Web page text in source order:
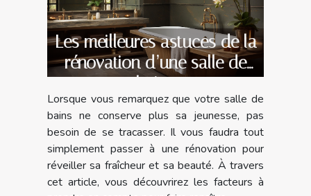
Les meilleures astuces de la
rénovation d’une salle de
bains
Lorsque vous remarquez que votre salle de
bains ne conserve plus sa jeunesse, pas
besoin de se tracasser. Il vous faudra tout
simplement passer à une rénovation pour
réveiller sa fraîcheur et sa beauté. À travers
cet article, vous découvrirez les facteurs à